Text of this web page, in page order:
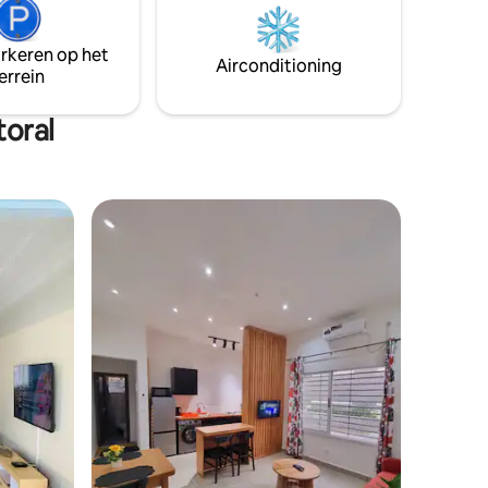
Wifi
et
disponible sur demande, en supplément.
Possibilité de transformer en 3 chambres
(coût supplémentaire)
op het
Airconditioning